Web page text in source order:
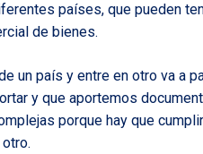
países, que pueden
de bienes.
un país y entre en otro va a
y que aportemos
porque hay que